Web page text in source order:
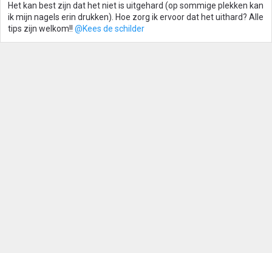
Het kan best zijn dat het niet is uitgehard (op sommige plekken kan
ik mijn nagels erin drukken). Hoe zorg ik ervoor dat het uithard? Alle
tips zijn welkom!! @Kees de schilder